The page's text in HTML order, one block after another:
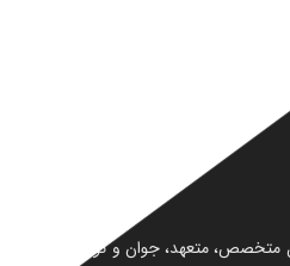
متخصص، متعهد، جوان و توانمند خود